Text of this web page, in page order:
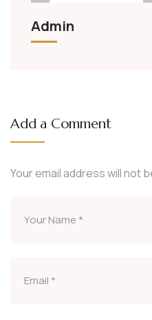
Admin
Add a Comment
Your email address will not